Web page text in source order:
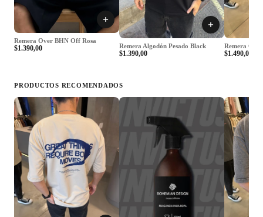
Remera Over BHN Off Rosa
$1.390,00 Remera Algodón Pesado Black
$1.390,00
Remera
$1.490,00
PRODUCTOS RECOMENDADOS